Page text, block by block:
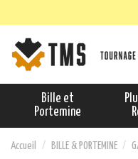
Bille et
Portemine
Accueil BILLE & PORTEMINE